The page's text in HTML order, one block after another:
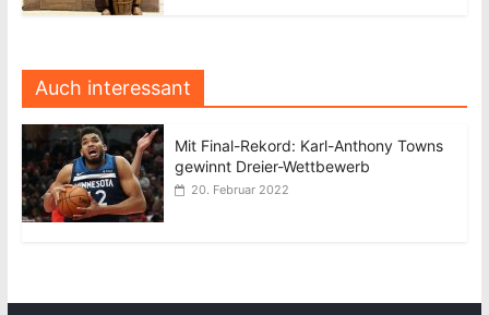
Auch interessant
Mit Final-Rekord: Karl-Anthony Towns
gewinnt Dreier-Wettbewerb
20. Februar 2022